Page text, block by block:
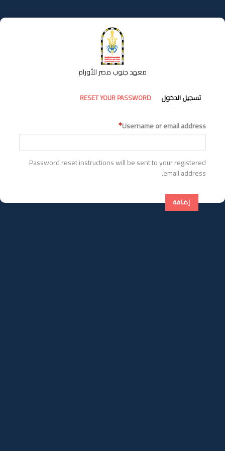
إلى
المحتوى
معهد جنوب مصر للأورام
التبويبات
الأساسية
تسجيل الدخول RESET YOUR PASSWORD
Username or email address
Password reset instructions will be sent to your registered
email address.